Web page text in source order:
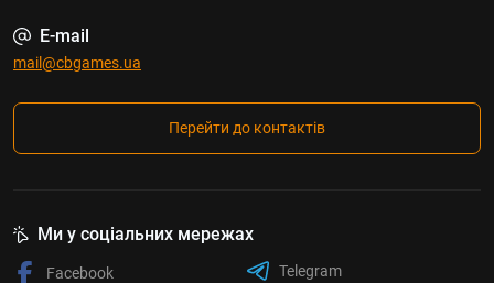
E-mail
mail@cbgames.ua
Перейти до контактів
Ми у соціальних мережах
Facebook
Telegram